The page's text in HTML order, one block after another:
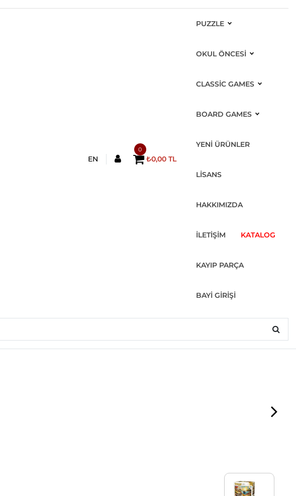
EN
0
₺0,00 TL
PUZZLE
OKUL ÖNCESİ
CLASSIC GAMES
BOARD GAMES
YENİ ÜRÜNLER
LİSANS
HAKKIMIZDA
İLETİŞİM KATALOG
KAYIP PARÇA
BAYİ GİRİŞİ